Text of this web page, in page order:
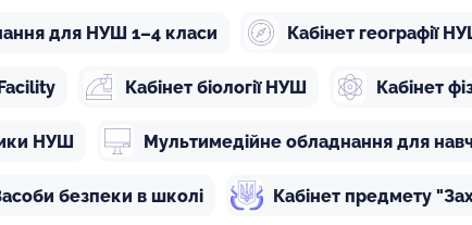
для НУШ 1–4 класи Кабінет географії
Кабінет біології НУШ Кабінет
НУШ Мультимедійне обладнання для
безпеки в школі Кабінет предмету